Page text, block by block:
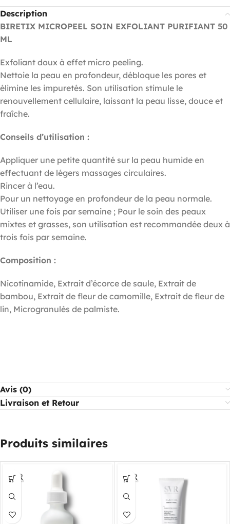
Description
BIRETIX MICROPEEL SOIN EXFOLIANT PURIFIANT 50
ML
Exfoliant doux à effet micro peeling.
Nettoie la peau en profondeur, débloque les pores et
élimine les impuretés. Son utilisation stimule le
renouvellement cellulaire, laissant la peau lisse, douce et
fraîche.
Conseils d’utilisation :
Appliquer une petite quantité sur la peau humide en
effectuant de légers massages circulaires.
Rincer à l’eau.
Pour un nettoyage en profondeur de la peau normale.
Utiliser une fois par semaine ; Pour le soin des peaux
mixtes et grasses, son utilisation est recommandée deux à
trois fois par semaine.
Composition :
Nicotinamide, Extrait d’écorce de saule, Extrait de
bambou, Extrait de fleur de camomille, Extrait de fleur de
lin, Microgranulés de palmiste.
Avis (0)
Livraison et Retour
Produits similaires